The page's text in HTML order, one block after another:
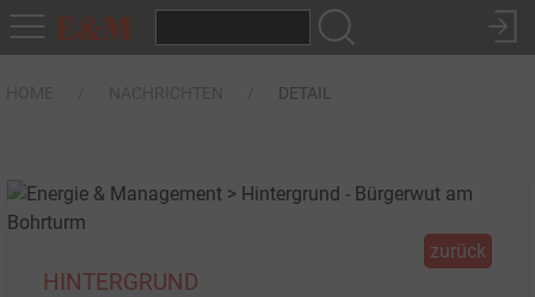
DETAIL
zurück
HINTERGRUND